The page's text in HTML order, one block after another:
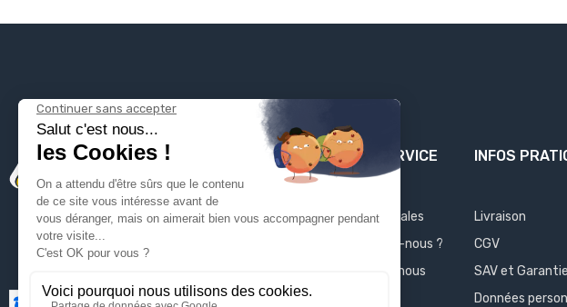
PLOMBSERVICE
Mentions légales
Qui sommes-nous ?
Contactez-nous
INFOS
Livraison
CGV
SAV et
Données